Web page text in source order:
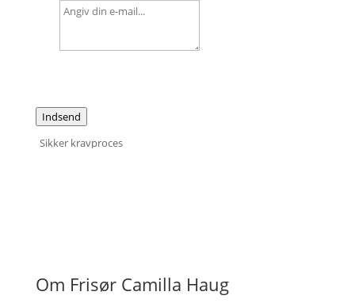
Indsend
Sikker kravproces
Om Frisør Camilla Haug